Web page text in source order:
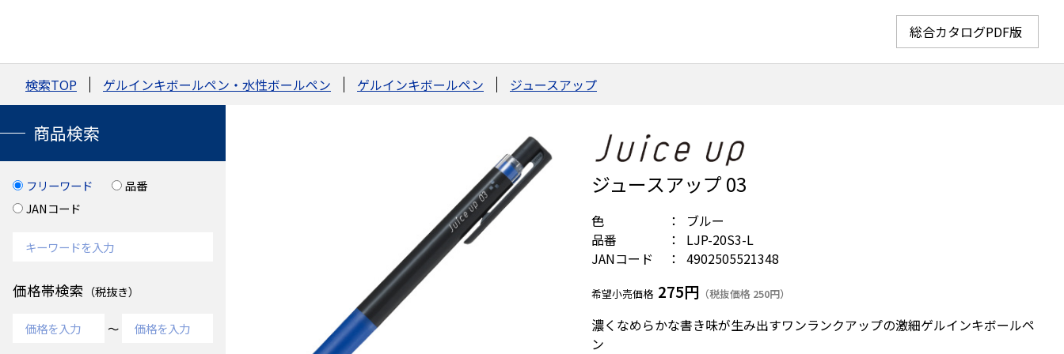
総合カタログPDF版
検索TOP ゲルインキボールペン・水性ボールペン ゲルインキボールペン ジュースアップ
ジュースアップ 03
色
ブルー
品番
LJP-20S3-L
JANコード
4902505521348
希望小売価格 275円 （税抜価格 250円）
濃くなめらかな書き味が生み出すワンランクアップの激細ゲルインキボールペ
ン
商品検索
フリーワード
品番
JANコード
価格帯検索 （税抜き）
～